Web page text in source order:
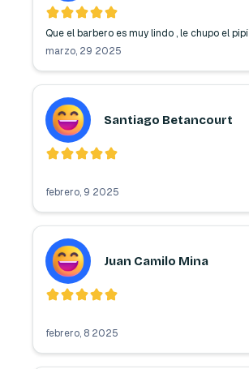
Que el barbero es muy lindo , le chupo el pipí
marzo, 29 2025
Santiago Betancourt
febrero, 9 2025
Juan Camilo Mina
febrero, 8 2025